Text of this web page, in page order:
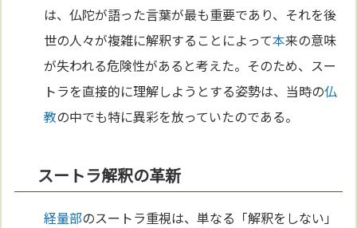
は、仏陀が語った言葉が最も重要であり、それを後
世の人々が複雑に解釈することによって本来の意味
が失われる危険性があると考えた。そのため、スー
トラを直接的に理解しようとする姿勢は、当時の仏
教の中でも特に異彩を放っていたのである。
スートラ解釈の革新
経量部のスートラ重視は、単なる「解釈をしない」